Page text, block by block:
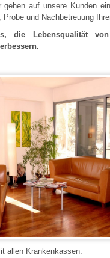
gehen auf unsere Kunden
und Nachbetreuung
die Lebensqualität
allen Krankenkassen: